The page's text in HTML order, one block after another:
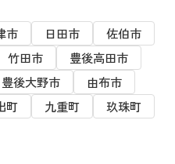
市 日田市
佐伯市
竹田市
豊後高田市
豊後大野市
由布市
町 九重町 玖珠町